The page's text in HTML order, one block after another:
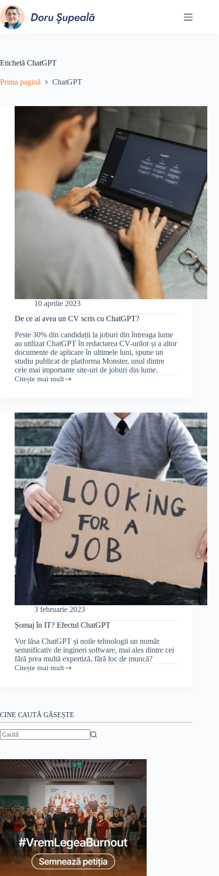
Sari
la
conținut
Etichetă ChatGPT
Prima pagină ChatGPT
10 aprilie 2023
De ce ai avea un CV scris cu ChatGPT?
Peste 30% din candidații la joburi din întreaga lume
au utilizat ChatGPT în redactarea CV-urilor și a altor
documente de aplicare în ultimele luni, spune un
studiu publicat de platforma Monster, unul dintre
cele mai importante site-uri de joburi din lume.
Citește mai mult
De
un
CV
scris
ChatGPT?
3 februarie 2023
Șomaj în IT? Efectul ChatGPT
Vor lăsa ChatGPT și noile tehnologii un număr
semnificativ de ingineri software, mai ales dintre cei
fără prea multă expertiză, fără loc de muncă?
Citește mai mult
Șomaj
CINE CAUTĂ GĂSEȘTE